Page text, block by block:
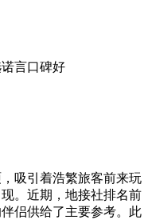
言口碑好
吸引着浩繁旅客前来玩
。近期，地接社排名前
侣供给了主要参考。此